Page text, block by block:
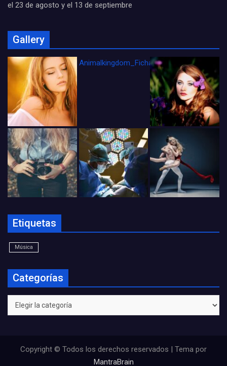
el 23 de agosto y el 13 de septiembre
Gallery
Animalkingdom_FichaCine
Etiquetas
Música
Categorías
Categorías
Copyright © Todos los derechos reservados | Tema por
MantraBrain